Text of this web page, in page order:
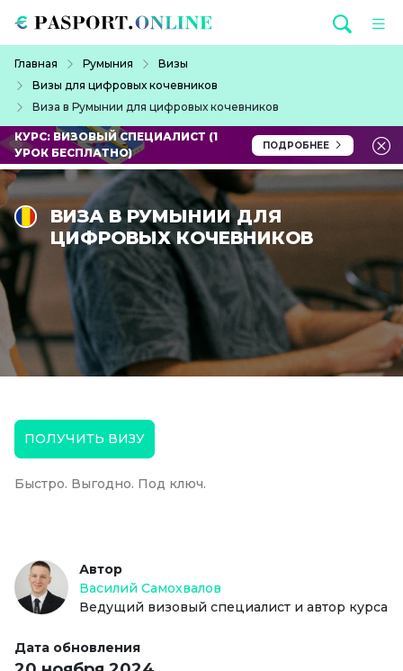
Главная Румыния
Визы
Визы для цифровых кочевников
Виза в Румынии для цифровых кочевников
КУРС: ВИЗОВЫЙ СПЕЦИАЛИСТ (1
УРОК БЕСПЛАТНО)
ПОДРОБНЕЕ
ВИЗА В РУМЫНИИ ДЛЯ
ЦИФРОВЫХ КОЧЕВНИКОВ
ПОЛУЧИТЬ ВИЗУ
Быстро. Выгодно. Под ключ.
Автор
Василий Самохвалов
Ведущий визовый специалист и автор курса
Дата обновления